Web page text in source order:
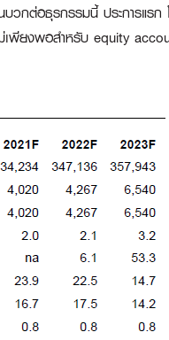
บวกต่อธุรกรรมนี้ ประการแร
พียงพอสำหรับ equity